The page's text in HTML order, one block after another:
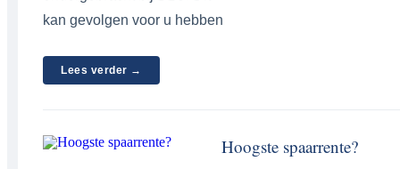
kan gevolgen voor u hebben
Lees verder →
Hoogste spaarrente?